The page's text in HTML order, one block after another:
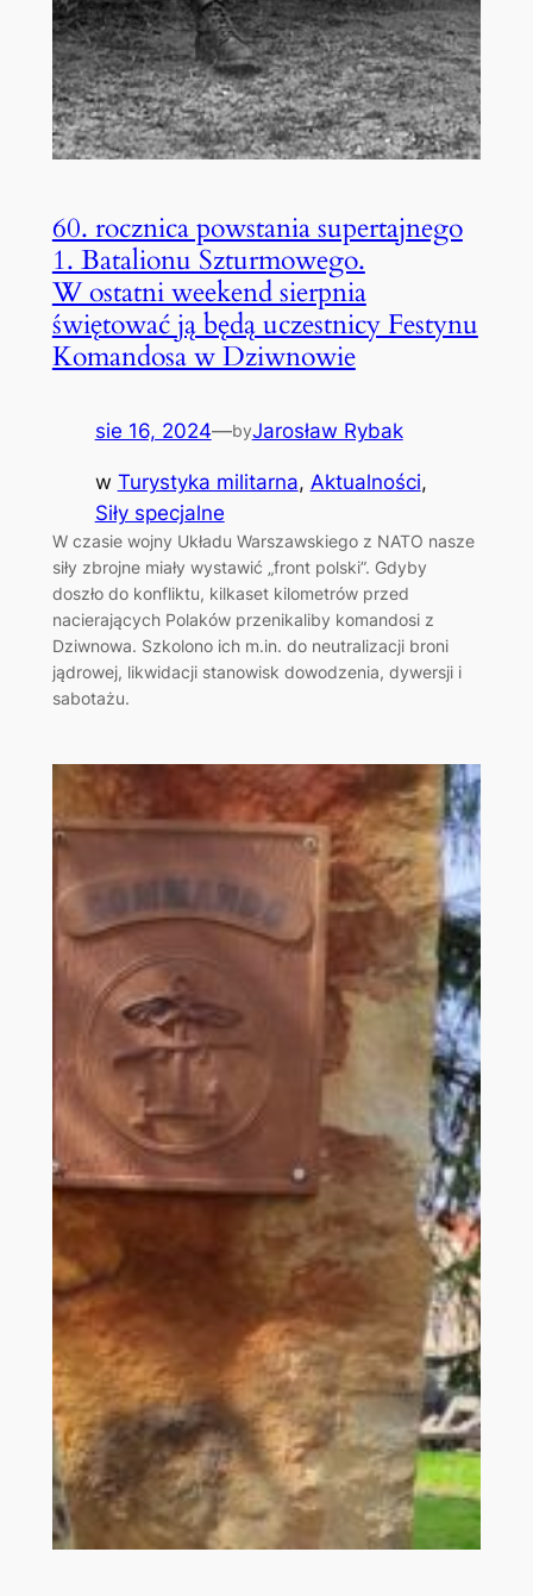
60. rocznica powstania supertajnego
1. Batalionu Szturmowego.
W ostatni weekend sierpnia
świętować ją będą uczestnicy Festynu
Komandosa w Dziwnowie
sie 16, 2024—byJarosław Rybak
w Turystyka militarna, Aktualności
Siły specjalne
W czasie wojny Układu Warszawskiego z NATO nasze
siły zbrojne miały wystawić „front polski”. Gdyby
doszło do konfliktu, kilkaset kilometrów przed
nacierających Polaków przenikaliby komandosi z
Dziwnowa. Szkolono ich m.in. do neutralizacji broni
jądrowej, likwidacji stanowisk dowodzenia, dywersji i
sabotażu.